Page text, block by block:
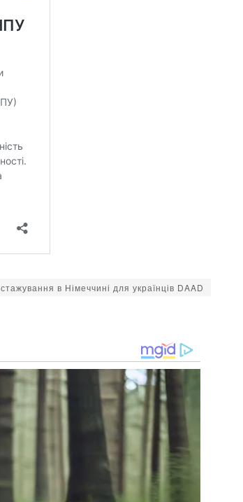
стажування в Німеччині для українців DAAD